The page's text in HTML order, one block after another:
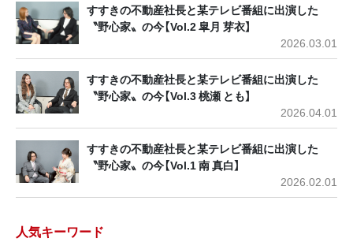
すすきの不動産社長と某テレビ番組に出演した
〝野心家〟の今【Vol.2 皐月 芽衣】
2026.03.01
すすきの不動産社長と某テレビ番組に出演した
〝野心家〟の今【Vol.3 桃瀬 とも】
2026.04.01
すすきの不動産社長と某テレビ番組に出演した
〝野心家〟の今【Vol.1 南 真白】
2026.02.01
人気キーワード